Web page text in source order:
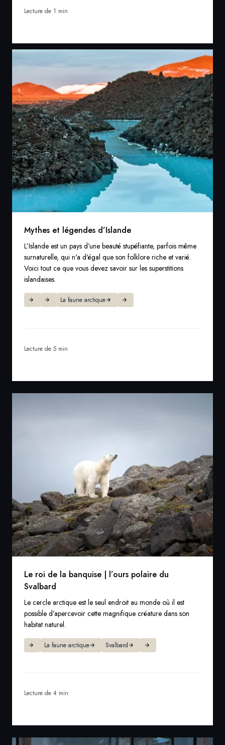
Lecture de 1 min
Mythes et légendes d’Islande
L’Islande est un pays d’une beauté stupéfiante, parfois même
surnaturelle, qui n'a d'égal que son folklore riche et varié.
Voici tout ce que vous devez savoir sur les superstitions
islandaises.
La faune arctique
Lecture de 5 min
Le roi de la banquise | l’ours polaire du
Svalbard
Le cercle arctique est le seul endroit au monde où il est
possible d’apercevoir cette magnifique créature dans son
habitat naturel.
La faune arctique Svalbard
Lecture de 4 min